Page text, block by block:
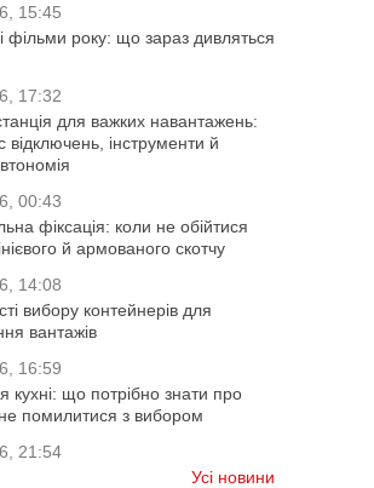
15:45
фільми року: що зараз дивляться
17:32
для важких навантажень:
відключень, інструменти й
00:43
фіксація: коли не обійтися
й армованого скотчу
14:08
вибору контейнерів для
вантажів
16:59
кухні: що потрібно знати про
помилитися з вибором
21:54
Усі новини